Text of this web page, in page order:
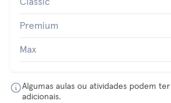
Premium
Max
Algumas aulas ou atividades podem
adicionais.